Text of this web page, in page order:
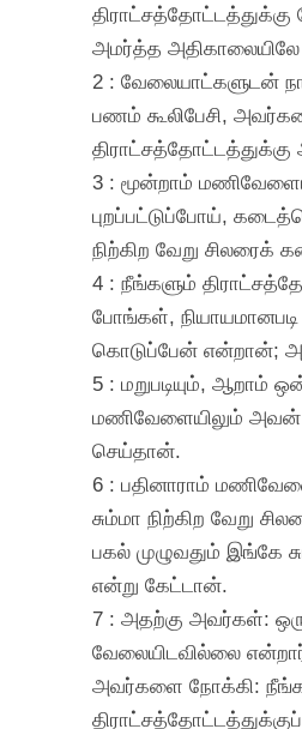
அமர்த்த அதிகாலையிலே
2 : வேலையாட்களுடன்
பணம் கூலிபேசி,
திராட்சத்தோட்டத்துக்கு
3 : மூன்றாம்
புறப்பட்டுப்போய்,
நிற்கிற வேறு சிலரைக்
4 : நீங்களும்
போங்கள், நியாயமானபடி
கொடுப்பேன் என்றான்;
5 : மறுபடியும், ஆறாம்
மணிவேளையிலும் அவன்
செய்தான்.
6 : பதினாராம்
சும்மா நிற்கிற வேறு
பகல் முழுவதும் இங்கே
என்று கேட்டான்.
7 : அதற்கு அவர்கள்:
வேலையிடவில்லை
அவர்களை நோக்கி: